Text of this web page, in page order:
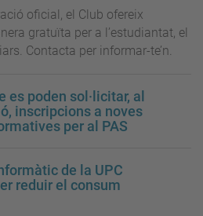
oficial, el Club ofereix
gratuïta per a l’estudiantat, el
Contacta per informar-te’n.
es poden sol·licitar, al
inscripcions a noves
per al PAS
de la UPC
reduir el consum